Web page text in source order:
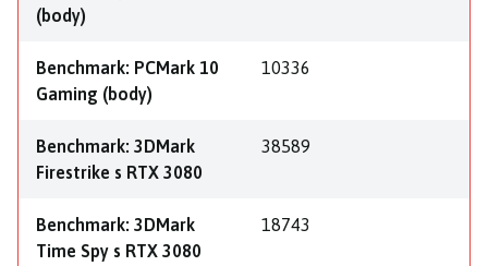
(body)
Benchmark: PCMark 10
Gaming (body)
10336
Benchmark: 3DMark
Firestrike s RTX 3080
38589
Benchmark: 3DMark
Time Spy s RTX 3080
18743